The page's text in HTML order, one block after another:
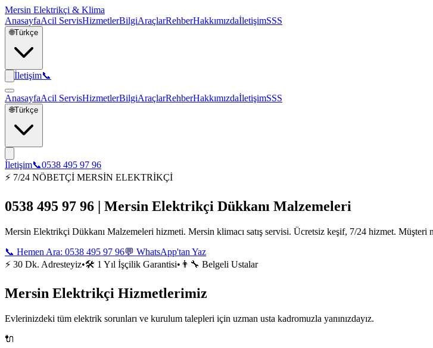
Mersin Elektrikçi & Klima
AnasayfaAcil ServisHizmetlerBilgiAraçlarRehberHakkımızdaİletişimSSS
🌐Türkçe
İletişim📞
AnasayfaAcil ServisHizmetlerBilgiAraçlarRehberHakkımızdaİletişimSSS
🌐Türkçe
İletişim📞0538 495 97 96
⚡ 7/24 NÖBETÇİ MERSİN ELEKTRİKÇİ
0538 495 97 96 | Mersin Elektrikçi Dükkanı Malzemeleri
Mersin Elektrikçi Dükkanı Malzemeleri hizmeti. Mersin klimacı satış servisi. Ücretsiz keşif, 7/24 hizmet.
📞 Hemen Ara: 0538 495 97 96💬 WhatsApp'tan Yaz
⚡ 30 Dk. Adresteyiz•🛠️ 1 Yıl İşçilik Garantisi• 👨‍🔧 Belgeli Ustalar
Mersin Elektrikçi Hizmetlerimiz
Evlerinizdeki tüm elektrik sorunları ve kurulum talepleri için uzman usta kadromuzla yanınızdayız.
🔌